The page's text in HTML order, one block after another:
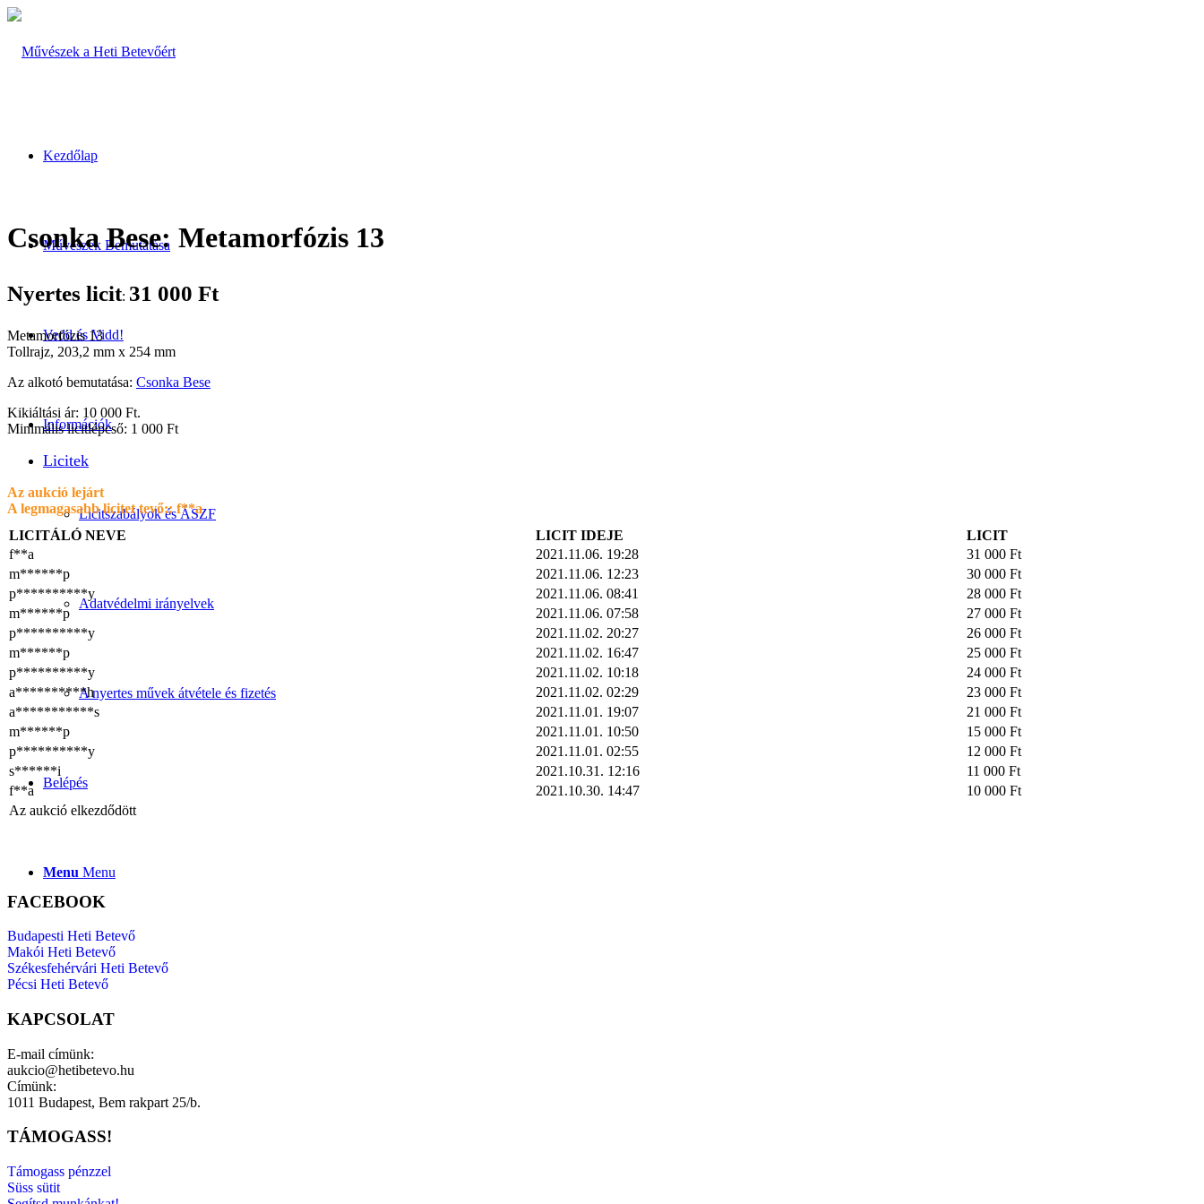
Kezdőlap
Művészek Bemutatása
Vedd és Vidd!
Információk
Licitszabályok és ÁSZF
Adatvédelmi irányelvek
A nyertes művek átvétele és fizetés
Belépés
Menu Menu
Csonka Bese: Metamorfózis 13
Nyertes licit: 31 000 Ft
Metamorfózis 13
Tollrajz, 203,2 mm x 254 mm
Az alkotó bemutatása: Csonka Bese
Kikiáltási ár: 10 000 Ft.
Minimális licitlépcső: 1 000 Ft
Licitek
Az aukció lejárt
A legmagasabb licitet tevő::f**a
LICITÁLÓ NEVE
LICIT IDEJE
LICIT
f**a
2021.11.06. 19:28 31 000 Ft
m******p
2021.11.06. 12:23 30 000 Ft
p**********y
2021.11.06. 08:41 28 000 Ft
m******p
2021.11.06. 07:58 27 000 Ft
p**********y
2021.11.02. 20:27 26 000 Ft
m******p
2021.11.02. 16:47 25 000 Ft
p**********y
2021.11.02. 10:18 24 000 Ft
a**********h
2021.11.02. 02:29 23 000 Ft
a***********s
2021.11.01. 19:07 21 000 Ft
m******p
2021.11.01. 10:50 15 000 Ft
p**********y
2021.11.01. 02:55 12 000 Ft
s******i
2021.10.31. 12:16 11 000 Ft
f**a
2021.10.30. 14:47 10 000 Ft
Az aukció elkezdődött
FACEBOOK
Budapesti Heti Betevő
Makói Heti Betevő
Székesfehérvári Heti Betevő
Pécsi Heti Betevő
KAPCSOLAT
E-mail címünk:
aukcio@hetibetevo.hu
Címünk:
1011 Budapest, Bem rakpart 25/b.
TÁMOGASS!
Támogass pénzzel
Süss sütit